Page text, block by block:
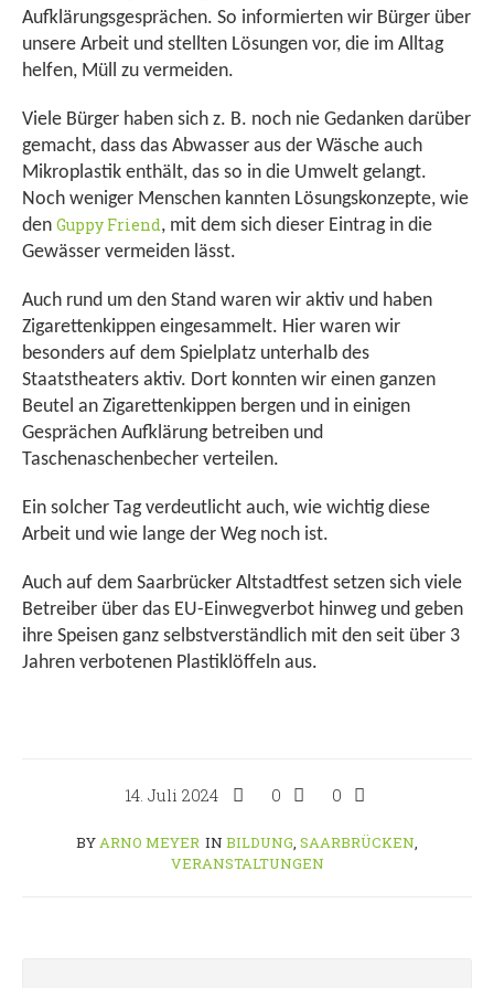
Aufklärungsgesprächen. So informierten wir Bürger über
unsere Arbeit und stellten Lösungen vor, die im Alltag
helfen, Müll zu vermeiden.
Viele Bürger haben sich z. B. noch nie Gedanken darüber
gemacht, dass das Abwasser aus der Wäsche auch
Mikroplastik enthält, das so in die Umwelt gelangt.
Noch weniger Menschen kannten Lösungskonzepte, wie
den Guppy Friend, mit dem sich dieser Eintrag in die
Gewässer vermeiden lässt.
Auch rund um den Stand waren wir aktiv und haben
Zigarettenkippen eingesammelt. Hier waren wir
besonders auf dem Spielplatz unterhalb des
Staatstheaters aktiv. Dort konnten wir einen ganzen
Beutel an Zigarettenkippen bergen und in einigen
Gesprächen Aufklärung betreiben und
Taschenaschenbecher verteilen.
Ein solcher Tag verdeutlicht auch, wie wichtig diese
Arbeit und wie lange der Weg noch ist.
Auch auf dem Saarbrücker Altstadtfest setzen sich viele
Betreiber über das EU-Einwegverbot hinweg und geben
ihre Speisen ganz selbstverständlich mit den seit über 3
Jahren verbotenen Plastiklöffeln aus.
14. Juli 2024 0 0
BYARNO MEYER IN BILDUNG, SAARBRÜCKEN,
VERANSTALTUNGEN